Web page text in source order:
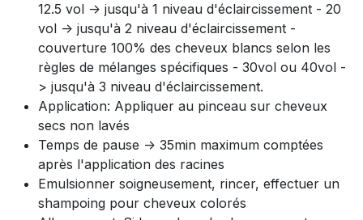
12.5 vol -> jusqu'à 1 niveau d'éclaircissement - 20
vol -> jusqu'à 2 niveau d'éclaircissement -
couverture 100% des cheveux blancs selon les
règles de mélanges spécifiques - 30vol ou 40vol -
> jusqu'à 3 niveau d'éclaircissement.
Application: Appliquer au pinceau sur cheveux
secs non lavés
Temps de pause -> 35min maximum comptées
après l'application des racines
Emulsionner soigneusement, rincer, effectuer un
shampoing pour cheveux colorés